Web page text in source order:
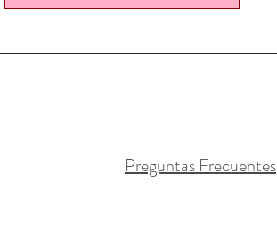
Preguntas Frecuentes